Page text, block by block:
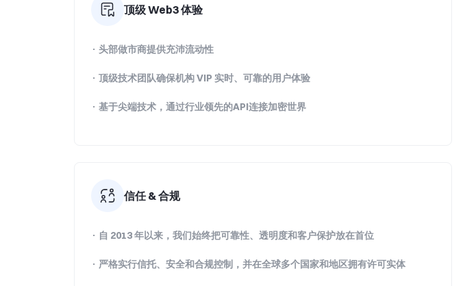
顶级 Web3 体验
· 头部做市商提供充沛流动性
· 顶级技术团队确保机构 VIP 实时、可靠的用户体验
· 基于尖端技术，通过行业领先的API连接加密世界
信任 & 合规
· 自 2013 年以来，我们始终把可靠性、透明度和客户保护放在首位
· 严格实行信托、安全和合规控制，并在全球多个国家和地区拥有许可实体